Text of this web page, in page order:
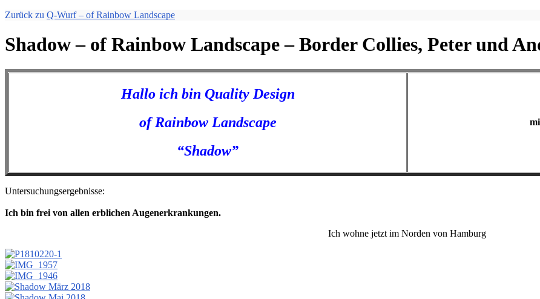
Zurück zu Q-Wurf – of Rainbow Landscape
Shadow – of Rainbow Landscape – Border Collies, Peter und
Hallo ich bin Quality Design
of Rainbow Landscape
“Shadow”
Untersuchungsergebnisse:
Ich bin frei von allen erblichen Augenerkrankungen.
Ich wohne jetzt im Norden von Hamburg